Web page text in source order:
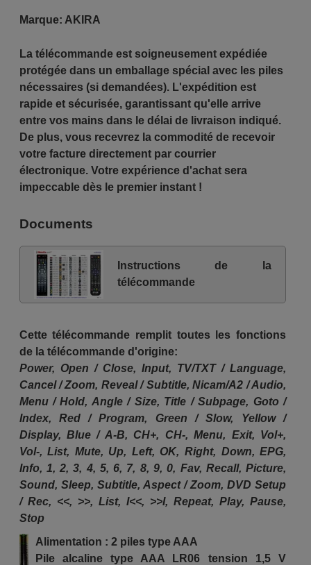
Marque: AKIRA
La télécommande est soigneusement expédiée
protégée dans un emballage spécial avec les piles
nécessaires (si demandées). L'expédition est
rapide et sécurisée, garantissant qu'elle arrive
entre vos mains dans le délai de livraison indiqué.
De plus, vous recevrez la commodité de recevoir
votre facture directement par courrier
électronique. Votre expérience d'achat sera
impeccable dès le premier instant !
Documents
Instructions de la
télécommande
Cette télécommande remplit toutes les fonctions
de la télécommande d'origine:
Power, Open / Close, Input, TV/TXT / Language,
Cancel / Zoom, Reveal / Subtitle, Nicam/A2 / Audio,
Menu / Hold, Angle / Size, Title / Subpage, Goto /
Index, Red / Program, Green / Slow, Yellow /
Display, Blue / A-B, CH+, CH-, Menu, Exit, Vol+,
Vol-, List, Mute, Up, Left, OK, Right, Down, EPG,
Info, 1, 2, 3, 4, 5, 6, 7, 8, 9, 0, Fav, Recall, Picture,
Sound, Sleep, Subtitle, Aspect / Zoom, DVD Setup
/ Rec, <<, >>, List, I<<, >>I, Repeat, Play, Pause,
Stop
Alimentation : 2 piles type AAA
Pile alcaline type AAA LR06 tension 1,5 V